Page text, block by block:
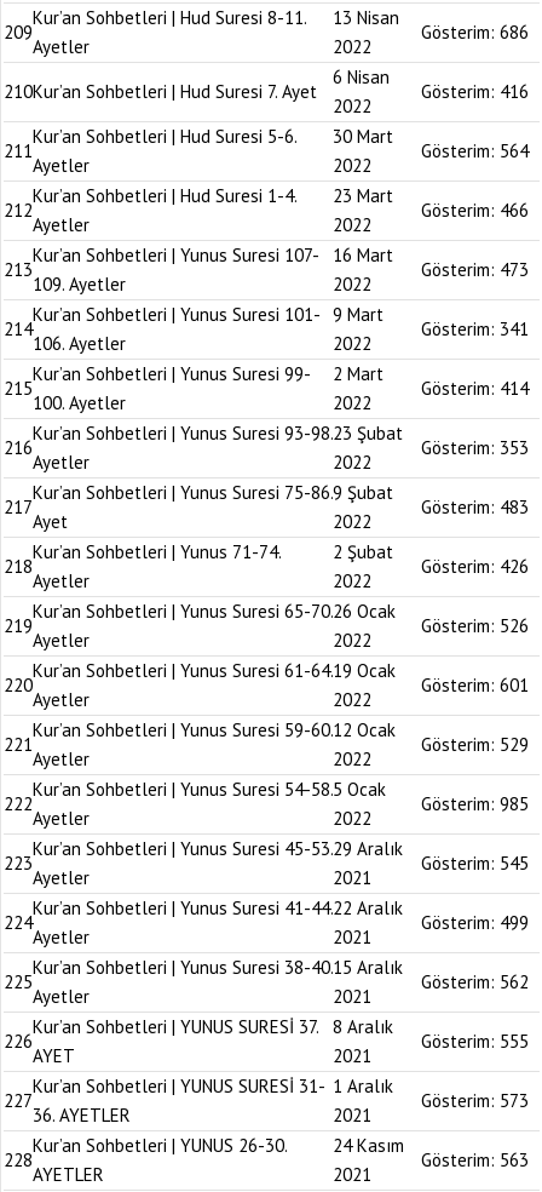
209
Kur’an Sohbetleri | Hud Suresi 8-11.
Ayetler
13 Nisan
2022
Gösterim: 686
210Kur’an Sohbetleri | Hud Suresi 7. Ayet
6 Nisan
2022
Gösterim: 416
211
Kur’an Sohbetleri | Hud Suresi 5-6.
Ayetler
30 Mart
2022
Gösterim: 564
212
Kur’an Sohbetleri | Hud Suresi 1-4.
Ayetler
23 Mart
2022
Gösterim: 466
213
Kur’an Sohbetleri | Yunus Suresi 107-
109. Ayetler
16 Mart
2022
Gösterim: 473
214
Kur’an Sohbetleri | Yunus Suresi 101-
106. Ayetler
9 Mart
2022
Gösterim: 341
215
Kur’an Sohbetleri | Yunus Suresi 99-
100. Ayetler
2 Mart
2022
Gösterim: 414
216
Kur’an Sohbetleri | Yunus Suresi 93-98.
Ayetler
23 Şubat
2022
Gösterim: 353
217
Kur’an Sohbetleri | Yunus Suresi 75-86.
Ayet
9 Şubat
2022
Gösterim: 483
218
Kur’an Sohbetleri | Yunus 71-74.
Ayetler
2 Şubat
2022
Gösterim: 426
219
Kur’an Sohbetleri | Yunus Suresi 65-70.
Ayetler
26 Ocak
2022
Gösterim: 526
220
Kur’an Sohbetleri | Yunus Suresi 61-64.
Ayetler
19 Ocak
2022
Gösterim: 601
221
Kur’an Sohbetleri | Yunus Suresi 59-60.
Ayetler
12 Ocak
2022
Gösterim: 529
222
Kur’an Sohbetleri | Yunus Suresi 54-58.
Ayetler
5 Ocak
2022
Gösterim: 985
223
Kur’an Sohbetleri | Yunus Suresi 45-53.
Ayetler
29 Aralık
2021
Gösterim: 545
224
Kur’an Sohbetleri | Yunus Suresi 41-44.
Ayetler
22 Aralık
2021
Gösterim: 499
225
Kur’an Sohbetleri | Yunus Suresi 38-40.
Ayetler
15 Aralık
2021
Gösterim: 562
226
Kur’an Sohbetleri | YUNUS SURESİ 37.
AYET
8 Aralık
2021
Gösterim: 555
227
Kur’an Sohbetleri | YUNUS SURESİ 31-
36. AYETLER
1 Aralık
2021
Gösterim: 573
228
Kur’an Sohbetleri | YUNUS 26-30.
AYETLER
24 Kasım
2021
Gösterim: 563